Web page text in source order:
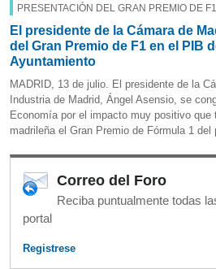
PRESENTACIÓN DEL GRAN PREMIO DE
El presidente de la Cámara de
del Gran Premio de F1 en el PIB
Ayuntamiento
MADRID, 13 de julio. El presidente de la
Industria de Madrid, Ángel Asensio, se
Economía por el impacto muy positivo que
madrileña el Gran Premio de Fórmula 1 del
Correo del Foro
Reciba puntualmente todas
portal
Registrese